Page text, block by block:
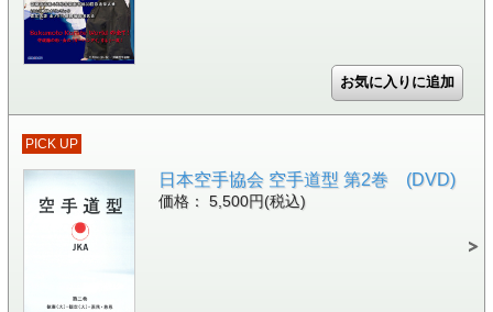
PICK UP
日本空手協会 空手道型 第2巻 (DVD)
価格： 5,500円(税込)